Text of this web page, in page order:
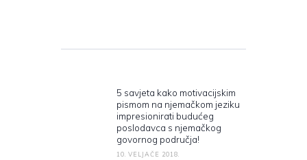
Previous post:
5 savjeta kako motivacijskim
pismom na njemačkom jeziku
impresionirati budućeg
poslodavca s njemačkog
govornog područja!
10. VELJAČE 2018.